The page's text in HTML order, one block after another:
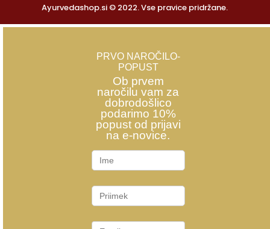
Ayurvedashop.si © 2022. Vse pravice pridržane.
PRVO NAROČILO-
POPUST
Ob prvem
naročilu vam za
dobrodošlico
podarimo 10%
popust od prijavi
na e-novice.